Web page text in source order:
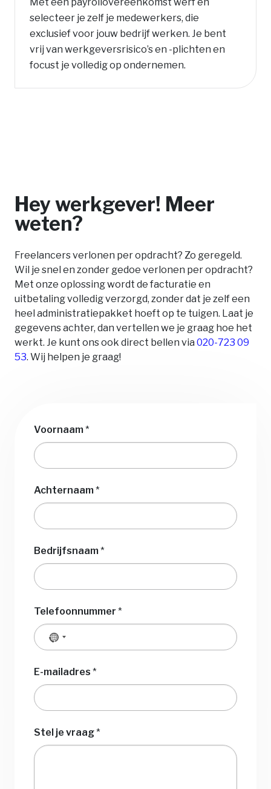
selecteer je zelf je medewerkers, die
exclusief voor jouw bedrijf werken. Je bent
vrij van werkgeversrisico’s en -plichten en
focust je volledig op ondernemen.
Hey werkgever! Meer
weten?
Freelancers verlonen per opdracht? Zo geregeld.
Wil je snel en zonder gedoe verlonen per opdracht?
Met onze oplossing wordt de facturatie en
uitbetaling volledig verzorgd, zonder dat je zelf een
heel administratiepakket hoeft op te tuigen. Laat je
gegevens achter, dan vertellen we je graag hoe het
werkt. Je kunt ons ook direct bellen via 020-723 09
53. Wij helpen je graag!
Voornaam*
Achternaam*
Bedrijfsnaam*
Telefoonnummer *
Geen
land
geselecteerd
E-mailadres *
Stel je vraag*